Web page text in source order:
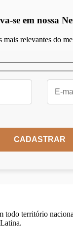
se em nossa
relevantes do
território